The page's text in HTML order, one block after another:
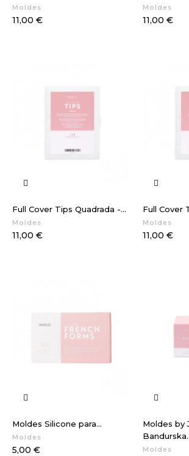
Moldes
Preço
11,00 €
Moldes
Preço
11,00 €
Full Cover Tips Quadrada -...
Moldes
Preço
11,00 €
Full Cover
Moldes
Preço
11,00 €
Moldes Silicone para...
Moldes
Preço
5,00 €
Moldes by
Moldes